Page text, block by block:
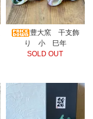
豊大窯 干支飾
り 小 巳年
SOLD OUT